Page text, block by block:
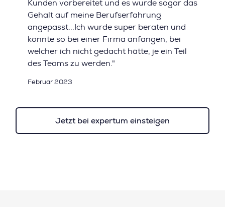
Kunden vorbereitet und es wurde sogar das
Gehalt auf meine Berufserfahrung
angepasst...Ich wurde super beraten und
konnte so bei einer Firma anfangen, bei
welcher ich nicht gedacht hätte, je ein Teil
des Teams zu werden."
Februar 2023
Jetzt bei expertum einsteigen